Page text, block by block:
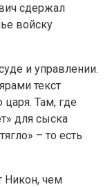
сдержал
войску
и управлении.
текст
Там, где
для сыска
– то есть
Никон, чем